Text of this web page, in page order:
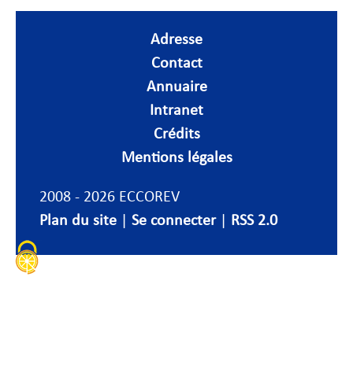
Adresse
Contact
Annuaire
Intranet
Crédits
Mentions légales
2008 - 2026 ECCOREV
Plan du site | Se connecter| RSS 2.0